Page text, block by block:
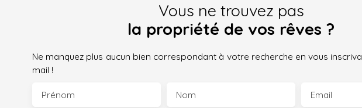
Vous ne trouvez pas
la propriété de vos rêves ?
Ne manquez plus aucun bien correspondant à votre recherche en vous
mail !
Prénom Nom Email